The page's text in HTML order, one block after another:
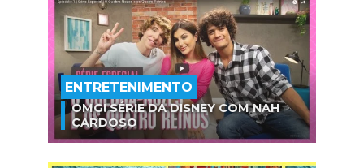
ENTRETENIMENTO
OMG! SÉRIE DA DISNEY COM NAH
CARDOSO